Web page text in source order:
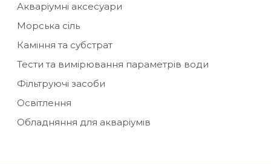
Акваріумні аксесуари
Морська сіль
Каміння та субстрат
Тести та вимірювання параметрів води
Фільтруючі засоби
Освітлення
Обладняння для акваріумів